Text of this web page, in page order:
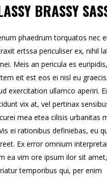
BRASSY
phaedrum torquatos nec
ertssa periculiser ex, nihil
Meis an pericula es
eit est eos ei nisl eu
exercitation ullamco aperiri.
vix at, vel pertinax
mea etea cilisis urbanitas
ei rationibus definiebas, eu
Ex error omnium
ea vim ore ipsum ilor sit
temporibus qui, per enim